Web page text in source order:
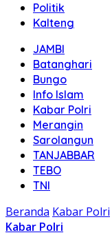
Politik
Kalteng
JAMBI
Batanghari
Bungo
Info Islam
Kabar Polri
Merangin
Sarolangun
TANJABBAR
TEBO
TNI
Beranda Kabar Polri
Kabar Polri